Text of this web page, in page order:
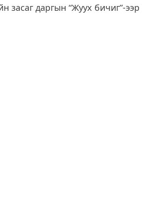
засаг даргын “Жуух бичиг”-ээр